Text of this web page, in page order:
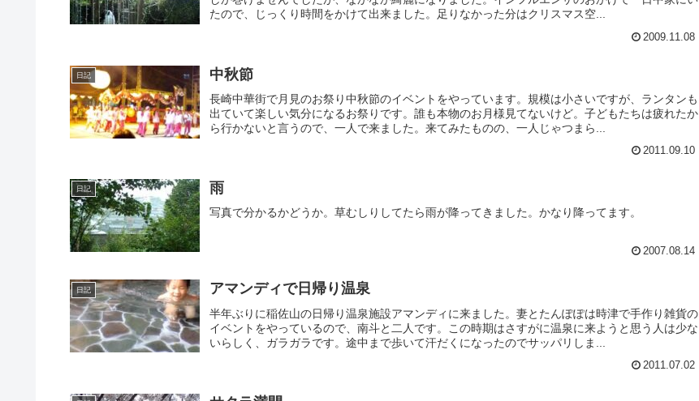
たので、じっくり時間をかけて出来ました。足りなかった分はクリスマス空...
2009.11.08
日記 中秋節
長崎中華街で月見のお祭り中秋節のイベントをやっています。規模は小さいですが、ランタンも
出ていて楽しい気分になるお祭りです。誰も本物のお月様見てないけど。子どもたちは疲れたか
ら行かないと言うので、一人で来ました。来てみたものの、一人じゃつまら...
2011.09.10
日記 雨
写真で分かるかどうか。草むしりしてたら雨が降ってきました。かなり降ってます。
2007.08.14
日記 アマンディで日帰り温泉
半年ぶりに稲佐山の日帰り温泉施設アマンディに来ました。妻とたんぽぽは時津で手作り雑貨の
イベントをやっているので、南斗と二人です。この時期はさすがに温泉に来ようと思う人は少な
いらしく、ガラガラです。途中まで歩いて汗だくになったのでサッパリしま...
2011.07.02